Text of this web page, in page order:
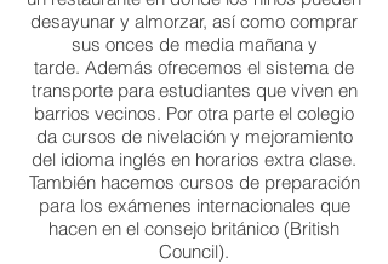
desayunar y almorzar, así como comprar
sus onces de media mañana y
tarde. Además ofrecemos el sistema de
transporte para estudiantes que viven en
barrios vecinos. Por otra parte el colegio
da cursos de nivelación y mejoramiento
del idioma inglés en horarios extra clase.
También hacemos cursos de preparación
para los exámenes internacionales que
hacen en el consejo británico (British
Council).